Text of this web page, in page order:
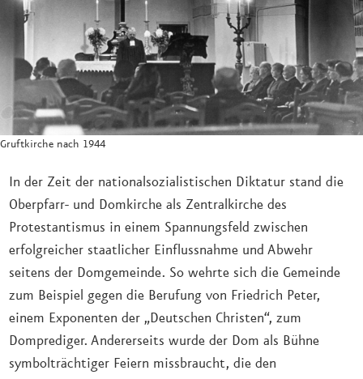
Gruftkirche nach 1944
In der Zeit der nationalsozialistischen Diktatur stand die
Oberpfarr- und Domkirche als Zentralkirche des
Protestantismus in einem Spannungsfeld zwischen
erfolgreicher staatlicher Einflussnahme und Abwehr
seitens der Domgemeinde. So wehrte sich die Gemeinde
zum Beispiel gegen die Berufung von Friedrich Peter,
einem Exponenten der „Deutschen Christen“, zum
Domprediger. Andererseits wurde der Dom als Bühne
symbolträchtiger Feiern missbraucht, die den